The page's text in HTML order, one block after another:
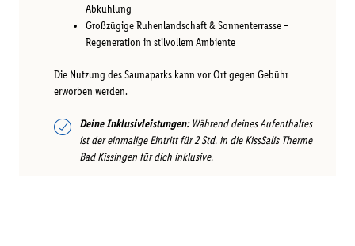
Abkühlung
Großzügige Ruhenlandschaft & Sonnenterrasse –
Regeneration in stilvollem Ambiente
Die Nutzung des Saunaparks kann vor Ort gegen Gebühr
erworben werden.
Deine Inklusivleistungen:Während deines Aufenthaltes
ist der einmalige Eintritt für 2 Std. in die KissSalis Therme
Bad Kissingen für dich inklusive.